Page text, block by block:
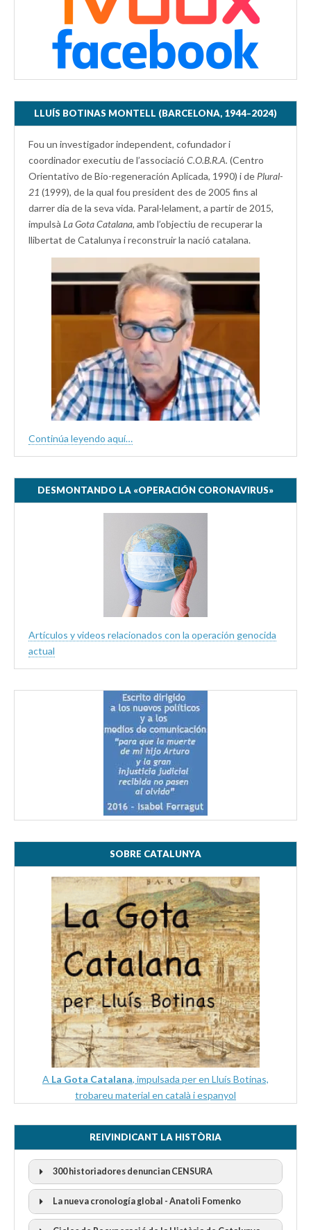
LLUÍS BOTINAS MONTELL (BARCELONA, 1944–2024)
Fou un investigador independent, cofundador i
coordinador executiu de l’associació C.O.B.R.A. (Centro
Orientativo de Bio-regeneración Aplicada, 1990) i de Plural-
21 (1999), de la qual fou president des de 2005 fins al
darrer dia de la seva vida. Paral·lelament, a partir de 2015,
impulsà La Gota Catalana, amb l’objectiu de recuperar la
llibertat de Catalunya i reconstruir la nació catalana.
Continúa leyendo aquí…
DESMONTANDO LA «OPERACIÓN CORONAVIRUS»
Artículos y videos relacionados con la operación genocida
actual
SOBRE CATALUNYA
A La Gota Catalana, impulsada per en Lluís Botinas,
trobareu material en català i espanyol
REIVINDICANT LA HISTÒRIA
300 historiadores denuncian CENSURA
La nueva cronología global - Anatoli Fomenko